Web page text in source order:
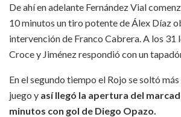
De ahí en adelante Fernández Vial
10 minutos un tiro potente de Álex Díaz
intervención de Franco Cabrera. A los 31
Croce y Jiménez respondió con un
En el segundo tiempo el Rojo se soltó
juego y así llegó la apertura del
minutos con gol de Diego Opazo.